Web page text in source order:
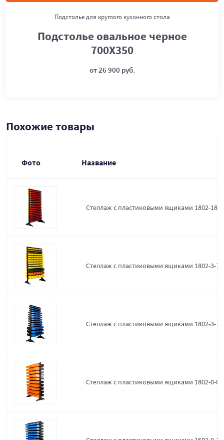
Подстолье для круглого кухонного стола
Подстолье овальное черное
700Х350
от 26 900 руб.
Похожие товары
Фото Название
Стеллаж с пластиковыми ящиками 1802-18-
Стеллаж с пластиковыми ящиками 1802-3-7-
Стеллаж с пластиковыми ящиками 1802-3-7-
Стеллаж с пластиковыми ящиками 1802-0-0-